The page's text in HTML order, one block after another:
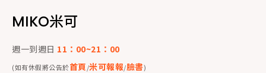
MIKO米可
週一到週日 11：00~21：00
(如有休假將公告於首頁/米可報報/臉書)